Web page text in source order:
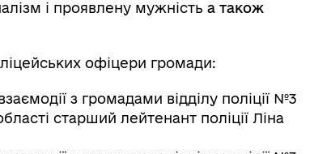
і проявлену мужність а також
офіцери громади:
з громадами відділу поліції №3
старший лейтенант поліції Ліна